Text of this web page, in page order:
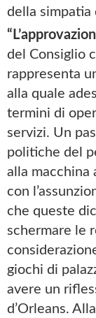
della simpatia
del Consiglio
rappresenta
alla quale
termini di
servizi. Un
politiche del
alla macchina
con
che queste
schermare le
giochi di
avere un
d’Orleans.